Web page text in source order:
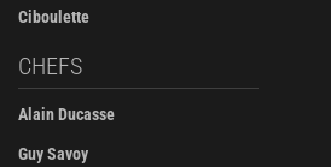
Ciboulette
CHEFS
Alain Ducasse
Guy Savoy